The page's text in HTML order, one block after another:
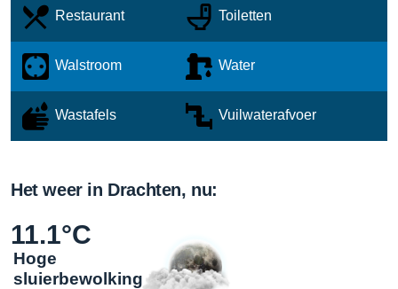
Restaurant Toiletten
Walstroom Water
Wastafels Vuilwaterafvoer
Het weer in Drachten, nu:
11.1°C
Hoge
sluierbewolking